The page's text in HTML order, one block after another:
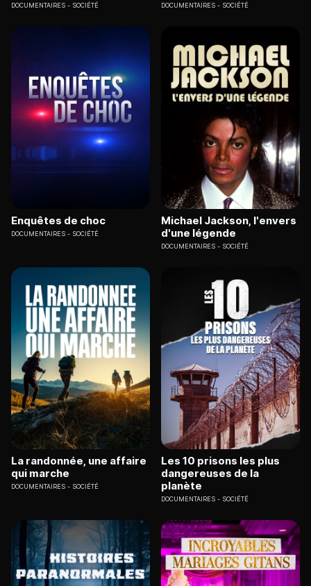
DOCUMENTAIRES SOCIÉTÉ DOCUMENTAIRES SOCIÉTÉ
Enquêtes de choc
DOCUMENTAIRES SOCIÉTÉ
Michael Jackson, l'envers
d'une légende
DOCUMENTAIRES SOCIÉTÉ
La randonnée, une affaire
qui marche
DOCUMENTAIRES SOCIÉTÉ
Les 10 prisons les plus
dangereuses de la
planète
DOCUMENTAIRES SOCIÉTÉ